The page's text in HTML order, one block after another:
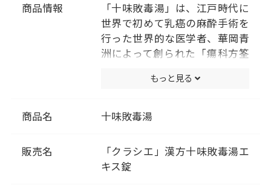
商品情報
「十味敗毒湯」は、江戸時代に
世界で初めて乳癌の麻酔手術を
行った世界的な医学者、華岡青
洲によって創られた「瘍科方筌
れている薬方です。
型でじゅくじゅくしているとき
い）」や熱を発散させて、肌を
正常にしていく作用のある処方
です。
もっと見る
商品名 十味敗毒湯
販売名
「クラシエ」漢方十味敗毒湯エ
キス錠